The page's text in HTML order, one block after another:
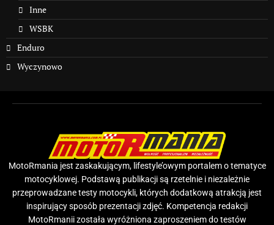
Inne
WSBK
Enduro
Wyczynowo
MotoRmania jest zaskakującym, lifestyle’owym portalem o tematyce
motocyklowej. Podstawą publikacji są rzetelnie i niezależnie
przeprowadzane testy motocykli, których dodatkową atrakcją jest
inspirujący sposób prezentacji zdjęć. Kompetencja redakcji
MotoRmanii została wyróżniona zaproszeniem do testów